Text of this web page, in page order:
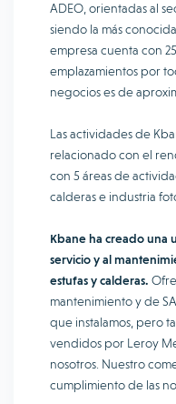
ADEO, orientadas al
siendo la más
empresa cuenta con
emplazamientos por
negocios es de
Las actividades de
relacionado con el
con 5 áreas de
calderas e industria
Kbane ha creado una
servicio y al
estufas y calderas.
mantenimiento y de
que instalamos, pero
vendidos por Leroy
nosotros. Nuestro
cumplimiento de las